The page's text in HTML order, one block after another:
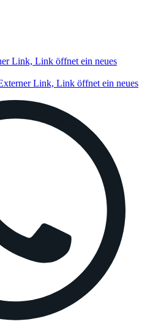
Link, Link öffnet ein neues
Link, Link öffnet ein neues